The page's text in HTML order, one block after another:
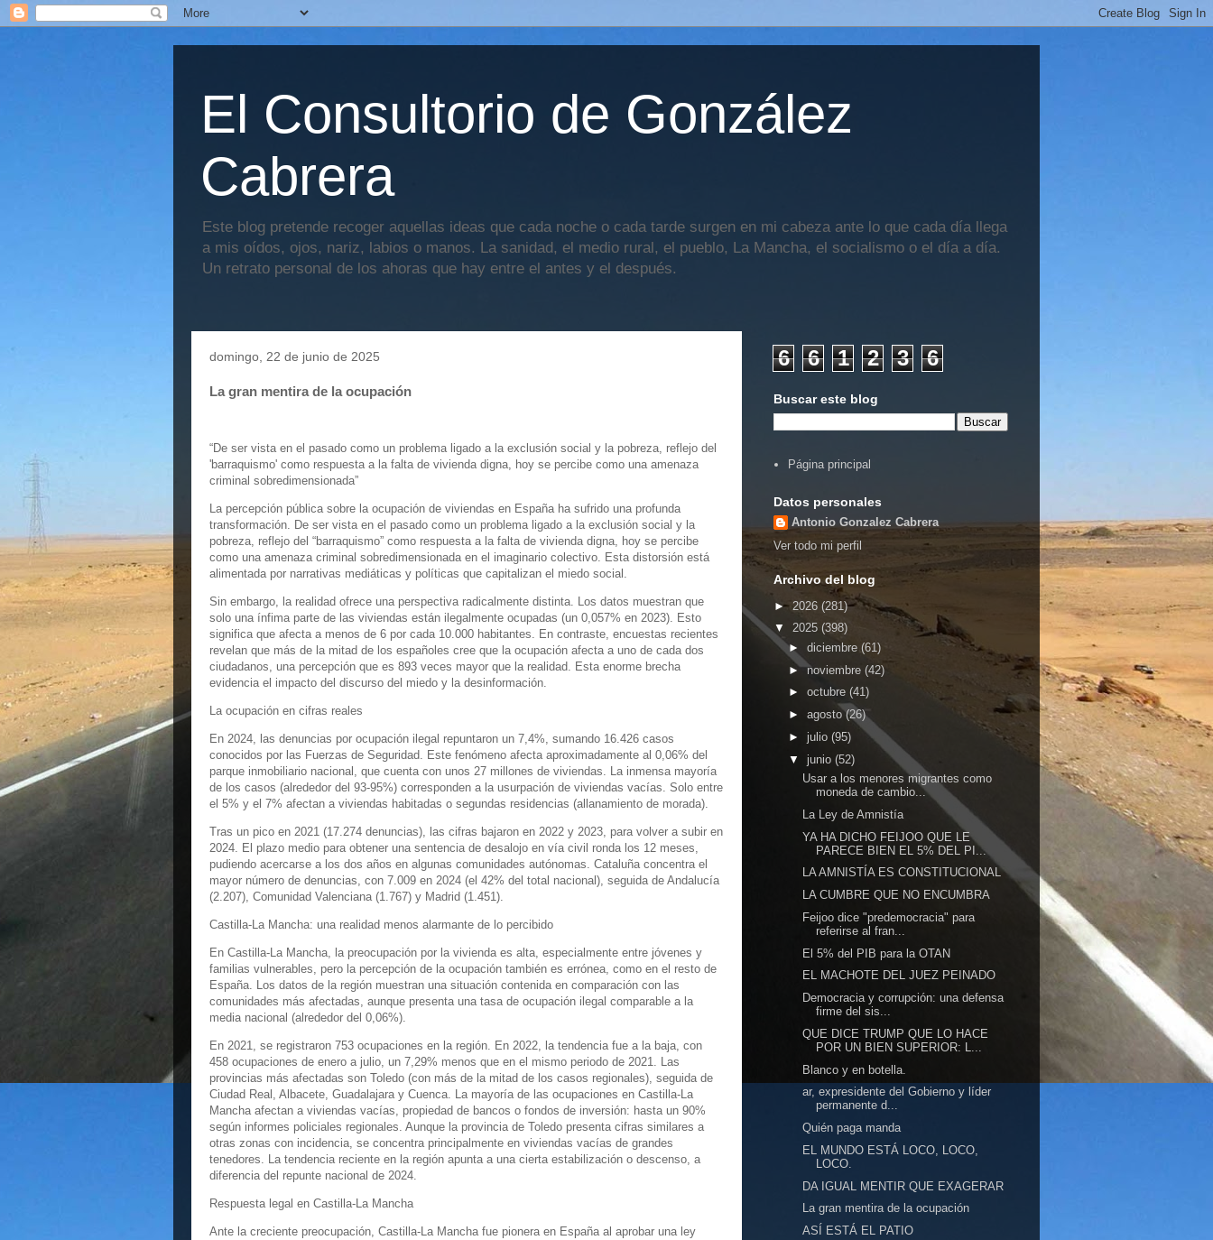
El Consultorio de González
Cabrera
Este blog pretende recoger aquellas ideas que cada noche o cada tarde surgen en mi cabeza ante lo que cada día llega
a mis oídos, ojos, nariz, labios o manos. La sanidad, el medio rural, el pueblo, La Mancha, el socialismo o el día a día.
Un retrato personal de los ahoras que hay entre el antes y el después.
domingo, 22 de junio de 2025
La gran mentira de la ocupación
“De ser vista en el pasado como un problema ligado a la exclusión social y la pobreza, reflejo del
'barraquismo' como respuesta a la falta de vivienda digna, hoy se percibe como una amenaza
criminal sobredimensionada”
La percepción pública sobre la ocupación de viviendas en España ha sufrido una profunda
transformación. De ser vista en el pasado como un problema ligado a la exclusión social y la
pobreza, reflejo del “barraquismo” como respuesta a la falta de vivienda digna, hoy se percibe
como una amenaza criminal sobredimensionada en el imaginario colectivo. Esta distorsión está
alimentada por narrativas mediáticas y políticas que capitalizan el miedo social.
Sin embargo, la realidad ofrece una perspectiva radicalmente distinta. Los datos muestran que
solo una ínfima parte de las viviendas están ilegalmente ocupadas (un 0,057% en 2023). Esto
significa que afecta a menos de 6 por cada 10.000 habitantes. En contraste, encuestas recientes
revelan que más de la mitad de los españoles cree que la ocupación afecta a uno de cada dos
ciudadanos, una percepción que es 893 veces mayor que la realidad. Esta enorme brecha
evidencia el impacto del discurso del miedo y la desinformación.
La ocupación en cifras reales
En 2024, las denuncias por ocupación ilegal repuntaron un 7,4%, sumando 16.426 casos
conocidos por las Fuerzas de Seguridad. Este fenómeno afecta aproximadamente al 0,06% del
parque inmobiliario nacional, que cuenta con unos 27 millones de viviendas. La inmensa mayoría
de los casos (alrededor del 93-95%) corresponden a la usurpación de viviendas vacías. Solo entre
el 5% y el 7% afectan a viviendas habitadas o segundas residencias (allanamiento de morada).
Tras un pico en 2021 (17.274 denuncias), las cifras bajaron en 2022 y 2023, para volver a subir en
2024. El plazo medio para obtener una sentencia de desalojo en vía civil ronda los 12 meses,
pudiendo acercarse a los dos años en algunas comunidades autónomas. Cataluña concentra el
mayor número de denuncias, con 7.009 en 2024 (el 42% del total nacional), seguida de Andalucía
(2.207), Comunidad Valenciana (1.767) y Madrid (1.451).
Castilla-La Mancha: una realidad menos alarmante de lo percibido
En Castilla-La Mancha, la preocupación por la vivienda es alta, especialmente entre jóvenes y
familias vulnerables, pero la percepción de la ocupación también es errónea, como en el resto de
España. Los datos de la región muestran una situación contenida en comparación con las
comunidades más afectadas, aunque presenta una tasa de ocupación ilegal comparable a la
media nacional (alrededor del 0,06%).
En 2021, se registraron 753 ocupaciones en la región. En 2022, la tendencia fue a la baja, con
458 ocupaciones de enero a julio, un 7,29% menos que en el mismo periodo de 2021. Las
provincias más afectadas son Toledo (con más de la mitad de los casos regionales), seguida de
Ciudad Real, Albacete, Guadalajara y Cuenca. La mayoría de las ocupaciones en Castilla-La
Mancha afectan a viviendas vacías, propiedad de bancos o fondos de inversión: hasta un 90%
según informes policiales regionales. Aunque la provincia de Toledo presenta cifras similares a
otras zonas con incidencia, se concentra principalmente en viviendas vacías de grandes
tenedores. La tendencia reciente en la región apunta a una cierta estabilización o descenso, a
diferencia del repunte nacional de 2024.
Respuesta legal en Castilla-La Mancha
Ante la creciente preocupación, Castilla-La Mancha fue pionera en España al aprobar una ley
6 6 1 2 3 6
Buscar este blog
Página principal
Datos personales
Antonio Gonzalez Cabrera
Ver todo mi perfil
Archivo del blog
► 2026 (281)
▼ 2025 (398)
► diciembre (61)
►noviembre (42)
► octubre (41)
► agosto(26)
► julio (95)
▼ junio (52)
Usar a los menores migrantes como
moneda de cambio...
La Ley de Amnistía
YA HA DICHO FEIJOO QUE LE
PARECE BIEN EL 5% DEL PI...
LA AMNISTÍA ES CONSTITUCIONAL
LA CUMBRE QUE NO ENCUMBRA
Feijoo dice "predemocracia" para
referirse al fran...
El 5% del PIB para la OTAN
EL MACHOTE DEL JUEZ PEINADO
Democracia y corrupción: una defensa
firme del sis...
QUE DICE TRUMP QUE LO HACE
POR UN BIEN SUPERIOR: L...
Blanco y en botella.
ar, expresidente del Gobierno y líder
permanente d...
Quién paga manda
EL MUNDO ESTÁ LOCO, LOCO,
LOCO.
DA IGUAL MENTIR QUE EXAGERAR
La gran mentira de la ocupación
ASÍ ESTÁ EL PATIO